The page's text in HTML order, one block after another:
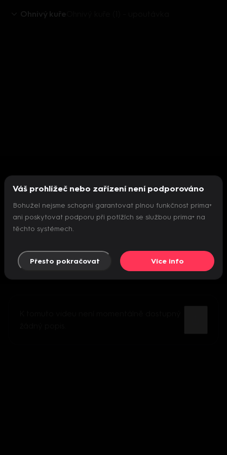
Ohnivý kuře
Nepodařilo se inicializovat přehrávač
Váš prohlížeč nebo zařízení není podporováno
Bohužel nejsme schopni garantovat plnou funkčnost prima+
ani poskytovat podporu při potížích se službou prima+ na
těchto systémech.
Přesto pokračovat Více info